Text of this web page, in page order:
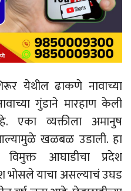
येथील ढाकणे नावाच्या
गुंडाने मारहाण केली
व्यक्तीला अमानुष
खळबळ उडाली. हा
आघाडीचा प्रदेश
भोसले याचा असल्याचं उघड